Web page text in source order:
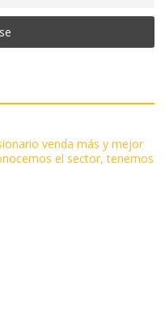
venda más y mejor
el sector, tenemos